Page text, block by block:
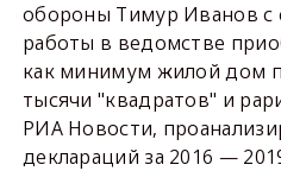
обороны Тимур Иванов с
работы в ведомстве
как минимум жилой дом
тысячи "квадратов" и
РИА Новости,
деклараций за 2016 —